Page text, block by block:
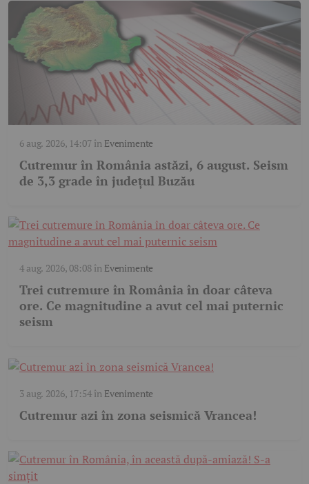
6 aug. 2026, 14:07în Evenimente
Cutremur în România astăzi, 6 august. Seism
de 3,3 grade în județul Buzău
4 aug. 2026, 08:08în Evenimente
Trei cutremure în România în doar câteva
ore. Ce magnitudine a avut cel mai puternic
seism
3 aug. 2026, 17:54în Evenimente
Cutremur azi în zona seismică Vrancea!